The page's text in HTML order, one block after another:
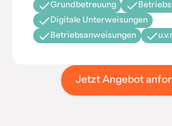
Grundbetreuung
Digitale Unterweisungen
Betriebsanweisungen
Jetzt Angebot